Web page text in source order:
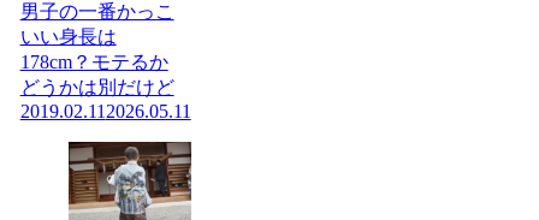
男子の一番かっこ
いい身長は
178cm？モテるか
どうかは別だけど
2019.02.11 2026.05.11